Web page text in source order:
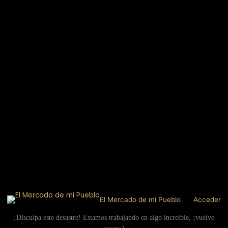
El Mercado de mi Pueblo Acceder
¡Disculpa este desastre! Estamos trabajando en algo increíble, ¡vuelve